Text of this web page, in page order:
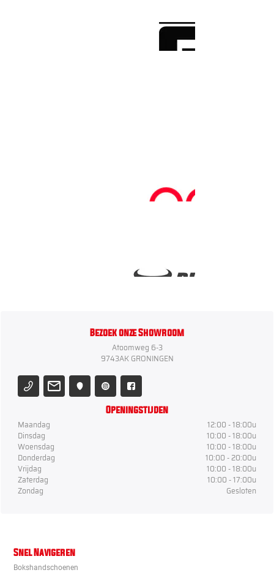
Bezoek onze Showroom
Atoomweg 6-3
9743AK GRONINGEN
Openingstijden
Maandag
12:00 - 18:00u
Dinsdag
10:00 - 18:00u
Woensdag
10:00 - 18:00u
Donderdag
10:00 - 20:00u
Vrijdag
10:00 - 18:00u
Zaterdag
10:00 - 17:00u
Zondag
Gesloten
Snel Navigeren
Bokshandschoenen